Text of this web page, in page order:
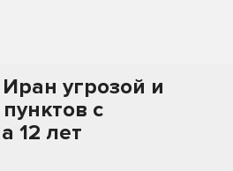
угрозой и
с
12 лет